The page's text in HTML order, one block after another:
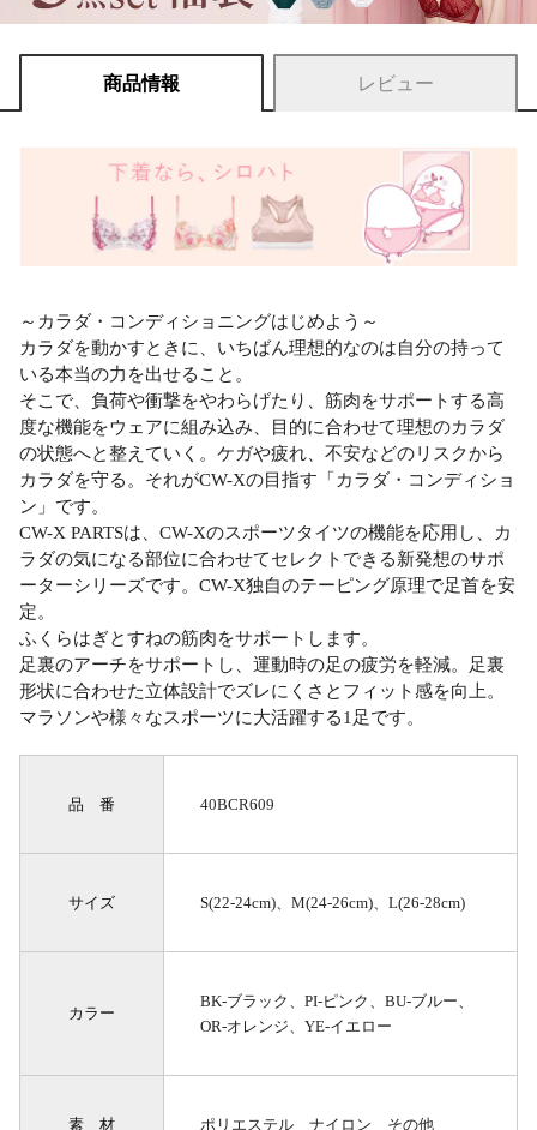
商品情報 レビュー
～カラダ・コンディショニングはじめよう～
カラダを動かすときに、いちばん理想的なのは自分の持って
いる本当の力を出せること。
そこで、負荷や衝撃をやわらげたり、筋肉をサポートする高
度な機能をウェアに組み込み、目的に合わせて理想のカラダ
の状態へと整えていく。ケガや疲れ、不安などのリスクから
カラダを守る。それがCW-Xの目指す「カラダ・コンディショ
ン」です。
CW-X PARTSは、CW-Xのスポーツタイツの機能を応用し、カ
ラダの気になる部位に合わせてセレクトできる新発想のサポ
ーターシリーズです。CW-X独自のテーピング原理で足首を安
定。
ふくらはぎとすねの筋肉をサポートします。
足裏のアーチをサポートし、運動時の足の疲労を軽減。足裏
形状に合わせた立体設計でズレにくさとフィット感を向上。
マラソンや様々なスポーツに大活躍する1足です。
品 番 40BCR609
サイズ S(22-24cm)、M(24-26cm)、L(26-28cm)
カラー
BK-ブラック、PI-ピンク、BU-ブルー、
OR-オレンジ、YE-イエロー
素 材 ポリエステル ナイロン その他